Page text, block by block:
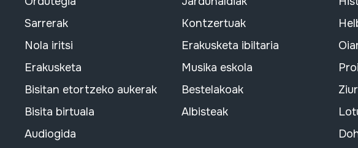
Sarrerak
Nola iritsi
Erakusketa
Bisitan etortzeko aukerak
Bisita birtuala
Audiogida
Kontzertuak
Erakusketa ibiltaria
Musika eskola
Bestelakoak
Albisteak